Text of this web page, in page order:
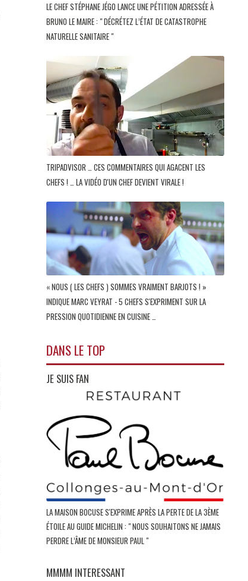
LE CHEF STÉPHANE JÉGO LANCE UNE PÉTITION ADRESSÉE À
BRUNO LE MAIRE : " DÉCRÉTEZ L’ÉTAT DE CATASTROPHE
NATURELLE SANITAIRE "
TRIPADVISOR … CES COMMENTAIRES QUI AGACENT LES
CHEFS ! … LA VIDÉO D'UN CHEF DEVIENT VIRALE !
« NOUS ( LES CHEFS ) SOMMES VRAIMENT BARJOTS ! »
INDIQUE MARC VEYRAT - 5 CHEFS S'EXPRIMENT SUR LA
PRESSION QUOTIDIENNE EN CUISINE …
DANS LE TOP
JE SUIS FAN
LA MAISON BOCUSE S'EXPRIME APRÈS LA PERTE DE LA 3ÈME
ÉTOILE AU GUIDE MICHELIN : " NOUS SOUHAITONS NE JAMAIS
PERDRE L’ÂME DE MONSIEUR PAUL "
MMMM INTERESSANT